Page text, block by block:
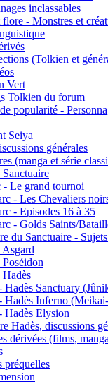
inclassables
flore - Monstres et
(Tolkien et
Vert
Tolkien du forum
popularité -
Seiya
générales
(manga et série
- Le grand tournoi
- Les Chevaliers
- Episodes 16 à 35
- Golds Saints/
du Sanctuaire -
Hadès Sanctuary
Hadès Inferno
Hadès Elysion
Hadès, discussions
dérivées (films,
préquelles